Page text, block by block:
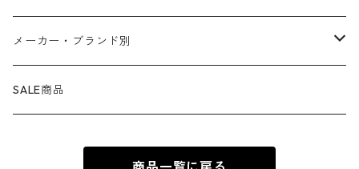
パニッシャー
サノス
バンビ
ダンボ
ドラゴンボール
呪術廻戦
ピンズ ・ ピンバッジ
缶バッジ ・ 缶ケース
ネックレス
スニーカー ・ ソックス
ファッション雑貨
キャンドル・ライト
ウォータードーム
お皿 ・ プレート ・ ボウル
ドアマット
タオル・バスマット
シャープペン・ボールペン
ペンケース
メーカー・ブランド別
BB Designs
SALE商品